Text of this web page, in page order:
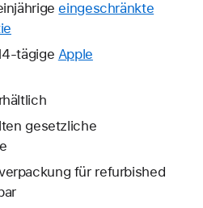
eingeschränkte
neues
geöffnet.
tägige Apple
gesetzliche
für refurbished